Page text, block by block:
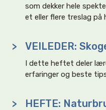
som dekker hele
et eller flere treslag på
> VEILEDER:
I dette heftet deler
erfaringer og beste
>
HEFTE: